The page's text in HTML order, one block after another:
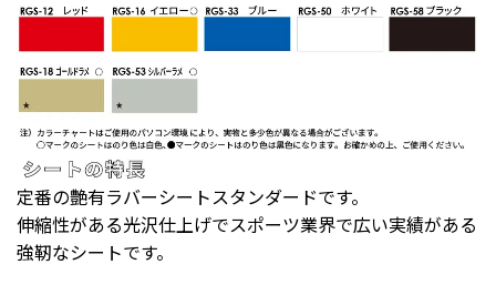
定番の艶有ラバーシートスタンダードです。
伸縮性がある光沢仕上げでスポーツ業界で広い実績がある
強靭なシートです。